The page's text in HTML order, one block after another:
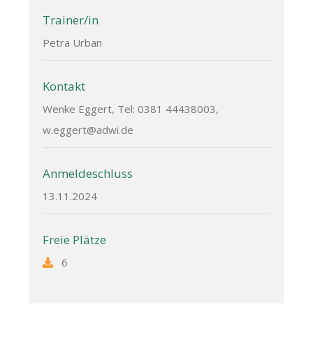
Trainer/in
Petra Urban
Kontakt
Wenke Eggert, Tel: 0381 44438003,
w.eggert@adwi.de
Anmeldeschluss
13.11.2024
Freie Plätze
6